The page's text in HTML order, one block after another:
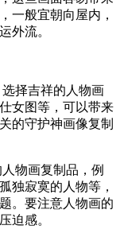
一般宜朝向屋内，
外流。
择吉祥的人物画
女图等，可以带来
的守护神画像复制
物画复制品，例
独寂寞的人物等，
。要注意人物画的
迫感。